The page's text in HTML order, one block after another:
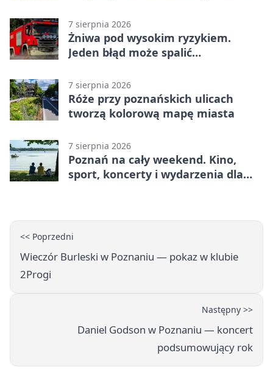
7 sierpnia 2026
Żniwa pod wysokim ryzykiem.
Jeden błąd może spalić
7 sierpnia 2026
Róże przy poznańskich ulicach
tworzą kolorową mapę miasta
7 sierpnia 2026
Poznań na cały weekend. Kino,
sport, koncerty i wydarzenia dla
<< Poprzedni
Wieczór Burleski w Poznaniu — pokaz w klubie
2Progi
Następny >>
Daniel Godson w Poznaniu — koncert
podsumowujący rok